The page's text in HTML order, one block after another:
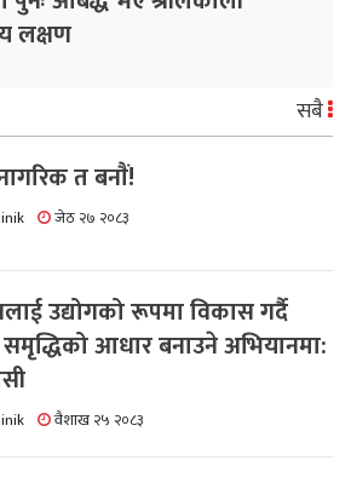
लक्षण
सबै
त बनाैं!
जेठ २७ २०८३
उद्योगको रूपमा विकास गर्दै
आधार बनाउने अभियानमा:
वैशाख २५ २०८३